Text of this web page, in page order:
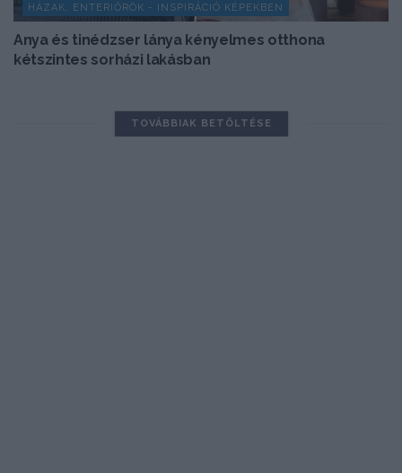
HÁZAK, ENTERIŐRÖK - INSPIRÁCIÓ KÉPEKBEN
Anya és tinédzser lánya kényelmes otthona
kétszintes sorházi lakásban
TOVÁBBIAK BETÖLTÉSE